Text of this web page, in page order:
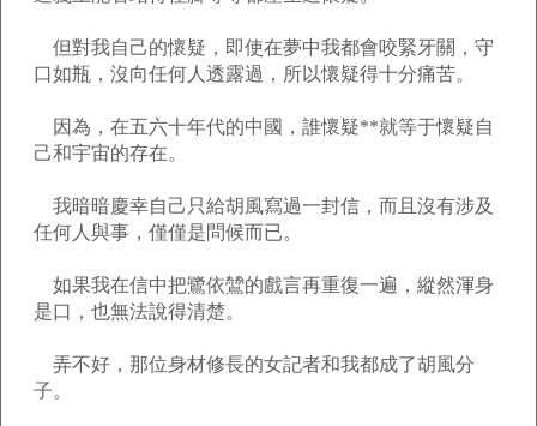
但對我自己的懷疑，即使在夢中我都會咬緊牙關，守
口如瓶，沒向任何人透露過，所以懷疑得十分痛苦。
因為，在五六十年代的中國，誰懷疑**就等于懷疑自
己和宇宙的存在。
我暗暗慶幸自己只給胡風寫過一封信，而且沒有涉及
任何人與事，僅僅是問候而已。
如果我在信中把鷺依鷥的戲言再重復一遍，縱然渾身
是口，也無法說得清楚。
弄不好，那位身材修長的女記者和我都成了胡風分
子。